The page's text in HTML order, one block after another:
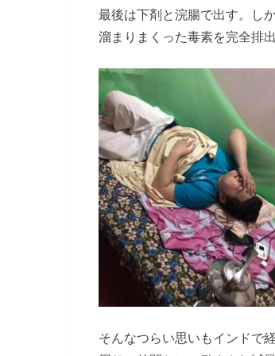
最後は下剤と浣腸で出す。し
溜まりまくった毒素を完全排出
そんなつらい思いもインドで